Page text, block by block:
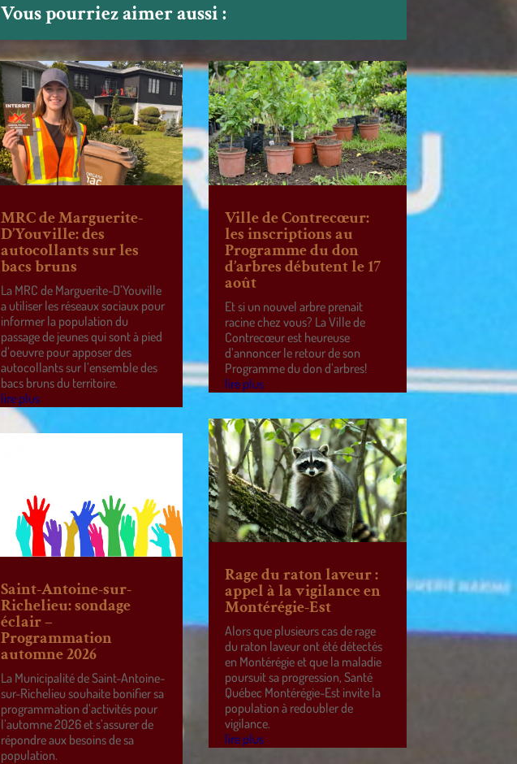
Vous pourriez aimer aussi :
MRC de Marguerite-
D’Youville: des
autocollants sur les
bacs bruns
La MRC de Marguerite-D’Youville
a utiliser les réseaux sociaux pour
informer la population du
passage de jeunes qui sont à pied
d’oeuvre pour apposer des
autocollants sur l’ensemble des
bacs bruns du territoire.
lire plus
Saint-Antoine-sur-
Richelieu: sondage
éclair –
Programmation
automne 2026
La Municipalité de Saint-Antoine-
sur-Richelieu souhaite bonifier sa
programmation d’activités pour
l’automne 2026 et s’assurer de
répondre aux besoins de sa
population.
Ville de Contrecœur:
les inscriptions au
Programme du don
d’arbres débutent le 17
août
Et si un nouvel arbre prenait
racine chez vous? La Ville de
Contrecœur est heureuse
d’annoncer le retour de son
Programme du don d’arbres!
lire plus
Rage du raton laveur :
appel à la vigilance en
Montérégie-Est
Alors que plusieurs cas de rage
du raton laveur ont été détectés
en Montérégie et que la maladie
poursuit sa progression, Santé
Québec Montérégie-Est invite la
population à redoubler de
vigilance.
lire plus